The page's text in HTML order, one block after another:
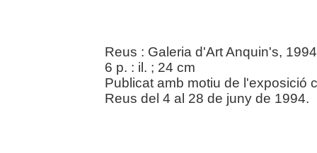
Reus : Galeria d'Art Anquin's, 1994
6 p. : il. ; 24 cm
Publicat amb motiu de l'exposició
Reus del 4 al 28 de juny de 1994.